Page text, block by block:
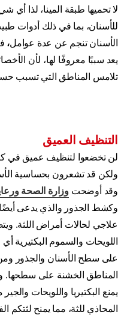
لا تحميها طبقة المينا، لذا
للأسنان، بما في ذلك أدوات
الأسنان تنجم عن عدة عوامل،
يعد سببًا معروفًا لها، لأن
تلامس المناطق التي تسبب
التنظيف العميق
لن تخضعوا لتنظيف عميق في
ولكن قد تشعرون بحساسية
وقد أوضحت وزارة الصحة
وكشط الجذور والذي يدعى
علاجي لحالات أمراض اللثة.
اللويحات والسموم البكتيرية
على سطح الأسنان والجذور
المناطق الخشنة على سطحها.
يمنع البكتيريا واللويحات
المحاذي للثة، مما يمنح لثتكم